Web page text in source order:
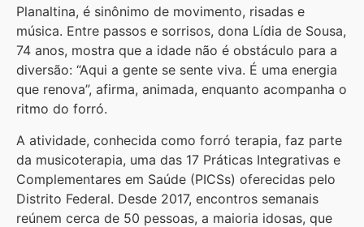
Planaltina, é sinônimo de movimento, risadas e
música. Entre passos e sorrisos, dona Lídia de Sousa,
74 anos, mostra que a idade não é obstáculo para a
diversão: “Aqui a gente se sente viva. É uma energia
que renova”, afirma, animada, enquanto acompanha o
ritmo do forró.
A atividade, conhecida como forró terapia, faz parte
da musicoterapia, uma das 17 Práticas Integrativas e
Complementares em Saúde (PICSs) oferecidas pelo
Distrito Federal. Desde 2017, encontros semanais
reúnem cerca de 50 pessoas, a maioria idosas, que